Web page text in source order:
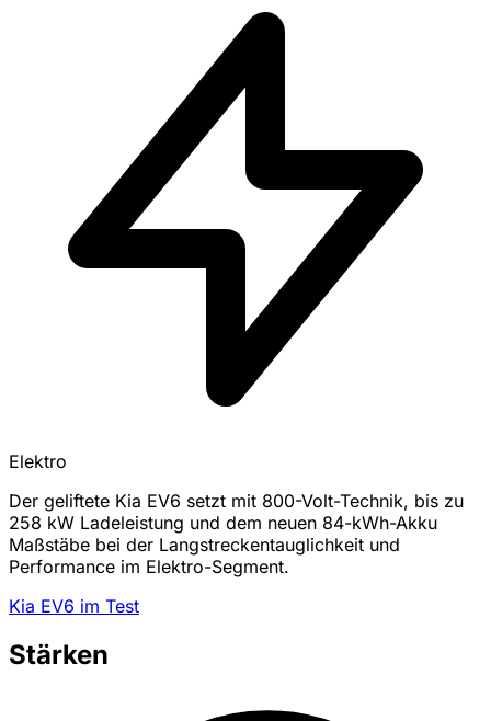
Elektro
Der geliftete Kia EV6 setzt mit 800-Volt-Technik, bis zu
258 kW Ladeleistung und dem neuen 84-kWh-Akku
Maßstäbe bei der Langstreckentauglichkeit und
Performance im Elektro-Segment.
Kia EV6 im Test
Stärken